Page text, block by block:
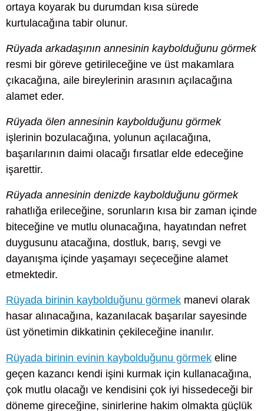
ortaya koyarak bu durumdan kısa sürede
kurtulacağına tabir olunur.
Rüyada arkadaşının annesinin kaybolduğunu görmek
resmi bir göreve getirileceğine ve üst makamlara
çıkacağına, aile bireylerinin arasının açılacağına
alamet eder.
Rüyada ölen annesinin kaybolduğunu görmek
işlerinin bozulacağına, yolunun açılacağına,
başarılarının daimi olacağı fırsatlar elde edeceğine
işarettir.
Rüyada annesinin denizde kaybolduğunu görmek
rahatlığa erileceğine, sorunların kısa bir zaman içinde
biteceğine ve mutlu olunacağına, hayatından nefret
duygusunu atacağına, dostluk, barış, sevgi ve
dayanışma içinde yaşamayı seçeceğine alamet
etmektedir.
Rüyada birinin kaybolduğunu görmek manevi olarak
hasar alınacağına, kazanılacak başarılar sayesinde
üst yönetimin dikkatinin çekileceğine inanılır.
Rüyada birinin evinin kaybolduğunu görmek eline
geçen kazancı kendi işini kurmak için kullanacağına,
çok mutlu olacağı ve kendisini çok iyi hissedeceği bir
döneme gireceğine, sinirlerine hakim olmakta güçlük